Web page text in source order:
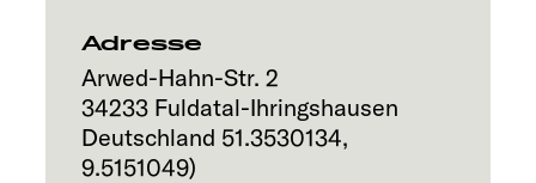
Service
Adresse
Arwed-Hahn-Str. 2
34233 Fuldatal-Ihringshausen
Deutschland 51.3530134,
9.5151049)